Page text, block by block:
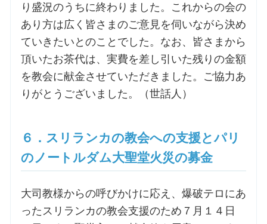
り盛況のうちに終わりました。これからの会の
あり方は広く皆さまのご意見を伺いながら決め
ていきたいとのことでした。なお、皆さまから
頂いたお茶代は、実費を差し引いた残りの金額
を教会に献金させていただきました。ご協力あ
りがとうございました。（世話人）
６．スリランカの教会への支援とパリ
のノートルダム大聖堂火災の募金
大司教様からの呼びかけに応え、爆破テロにあ
ったスリランカの教会支援のため７月１４日